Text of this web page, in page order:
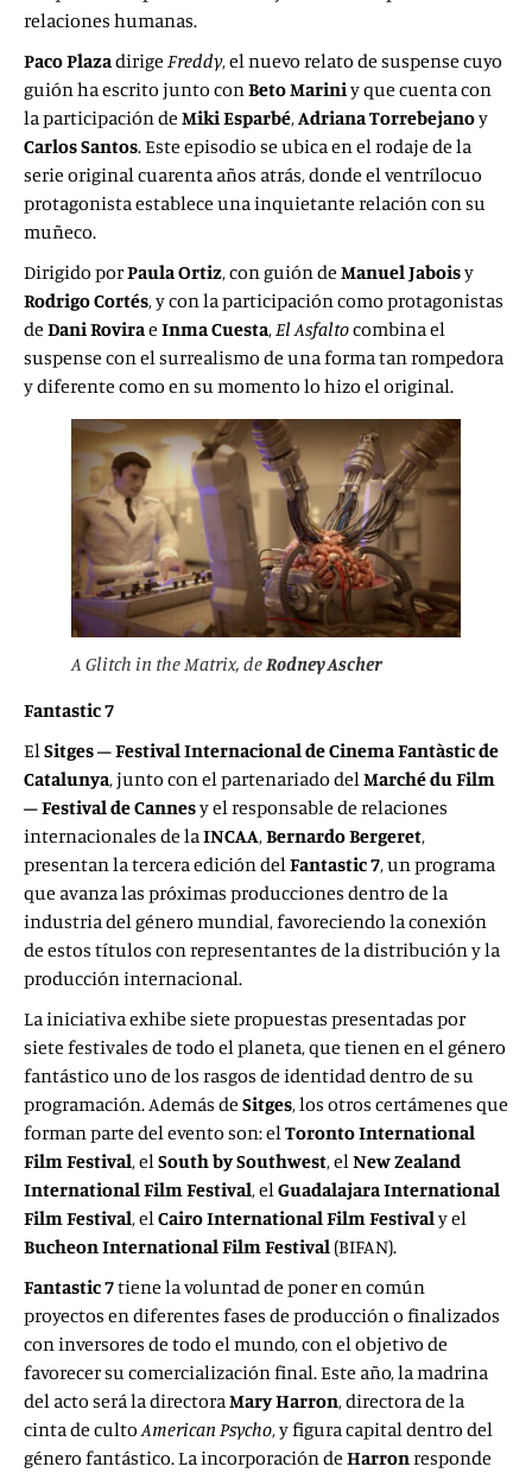
relaciones humanas.
Paco Plazadirige Freddy, el nuevo relato de suspense cuyo
guión ha escrito junto con Beto Marini y que cuenta con
la participación de Miki Esparbé, Adriana Torrebejanoy
Carlos Santos. Este episodio se ubica en el rodaje de la
serie original cuarenta años atrás, donde el ventrílocuo
protagonista establece una inquietante relación con su
muñeco.
Dirigido porPaula Ortiz, con guión de Manuel Jaboisy
Rodrigo Cortés, y con la participación como protagonistas
de Dani Rovirae Inma Cuesta, El Asfaltocombina el
suspense con el surrealismo de una forma tan rompedora
y diferente como en su momento lo hizo el original.
A Glitch in the Matrix, deRodney Ascher
Fantastic 7
ElSitges – Festival Internacional de Cinema Fantàstic de
Catalunya, junto con el partenariado delMarché du Film
– Festival de Cannesy el responsable de relaciones
internacionales de laINCAA,Bernardo Bergeret,
presentan la tercera edición delFantastic 7, un programa
que avanza las próximas producciones dentro de la
industria del género mundial, favoreciendo la conexión
de estos títulos con representantes de la distribución y la
producción internacional.
La iniciativa exhibe siete propuestas presentadas por
siete festivales de todo el planeta, que tienen en el género
fantástico uno de los rasgos de identidad dentro de su
programación. Además de Sitges, los otros certámenes que
forman parte del evento son: elToronto International
Film Festival, elSouth by Southwest, elNew Zealand
International Film Festival, elGuadalajara International
Film Festival, elCairo International Film Festivaly el
Bucheon International Film Festival (BIFAN).
Fantastic 7tiene la voluntad de poner en común
proyectos en diferentes fases de producción o finalizados
con inversores de todo el mundo, con el objetivo de
favorecer su comercialización final. Este año, la madrina
del acto será la directoraMary Harron, directora de la
cinta de cultoAmerican Psycho, y figura capital dentro del
género fantástico. La incorporación de Harronresponde